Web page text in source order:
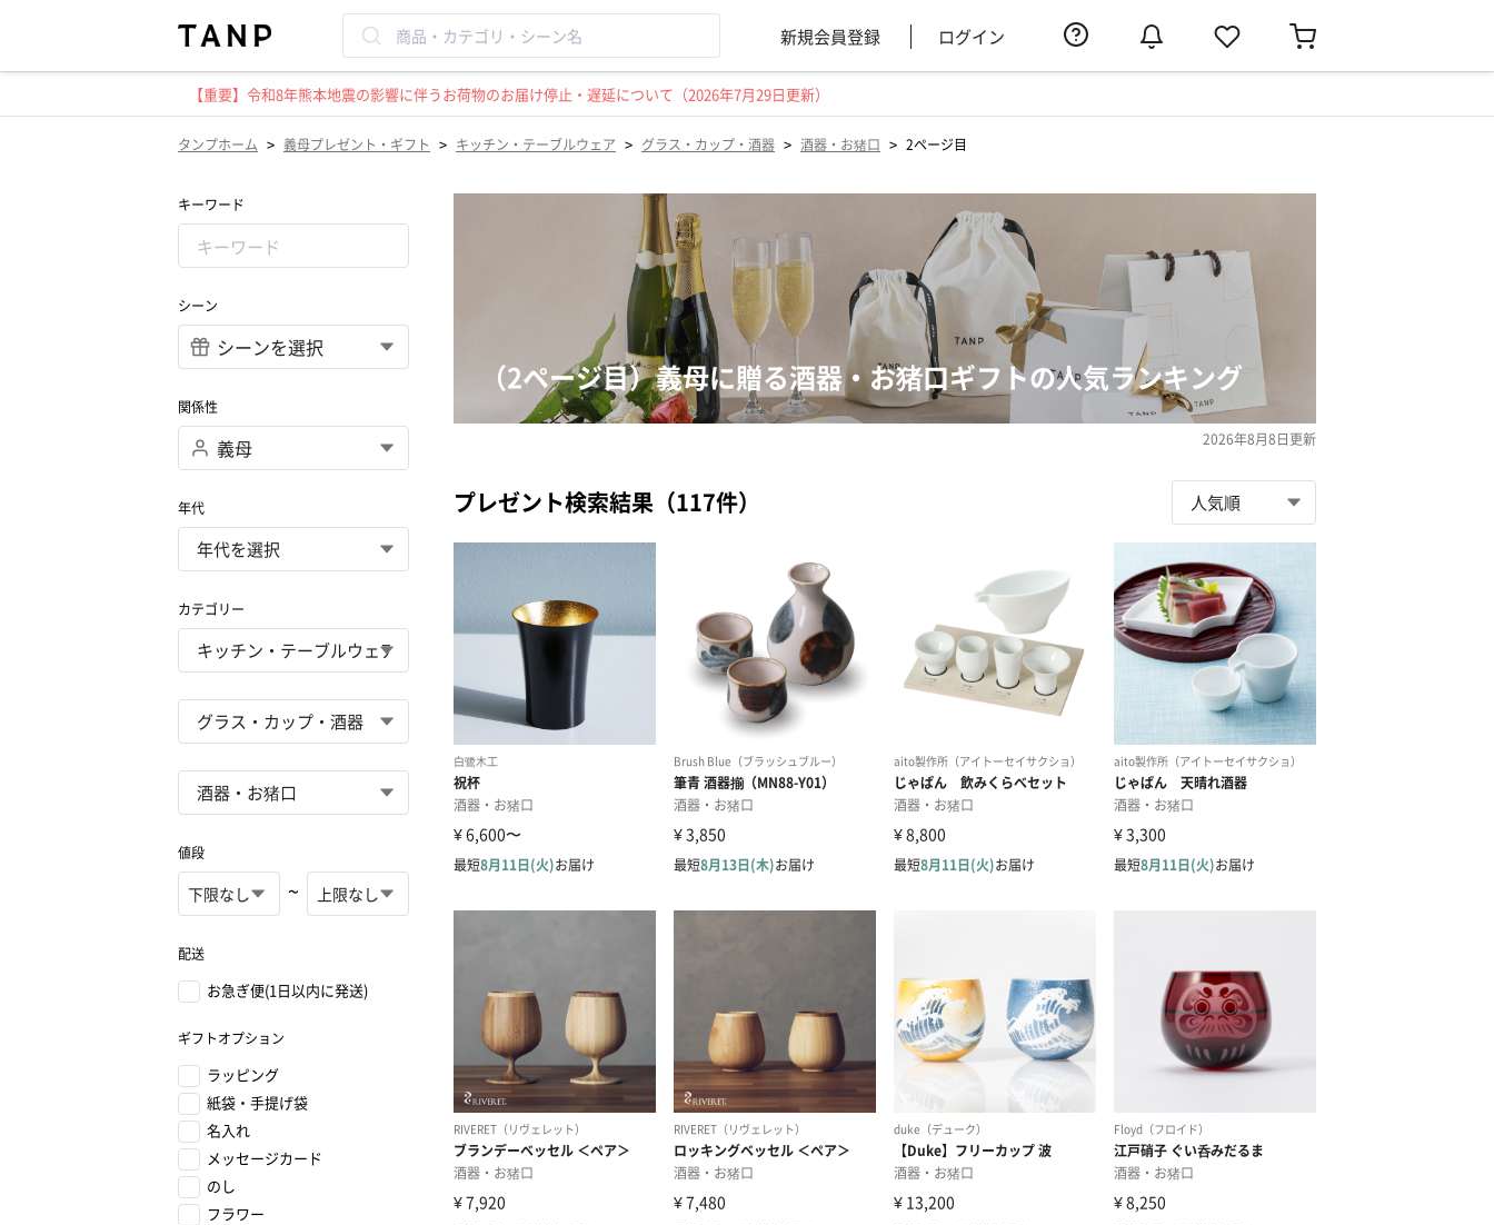
新規会員登録 ログイン
【重要】令和8年熊本地震の影響に伴うお荷物のお届け停止・遅延について（2026年7月29日更新）
タンプホーム > 義母プレゼント・ギフト > キッチン・テーブルウェア > グラス・カップ・酒器 > 酒器・お猪口 > 2ページ目
キーワード
シーン
関係性
年代
カテゴリー
値段
~
配送
お急ぎ便(1日以内に発送)
ギフトオプション
ラッピング
紙袋・手提げ袋
名入れ
メッセージカード
のし
フラワー
（2ページ目）義母に贈る酒器・お猪口ギフトの人気ランキング
2026年8月8日更新
プレゼント検索結果（117件）